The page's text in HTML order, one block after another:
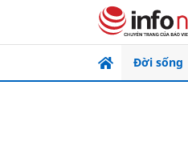
Đời sống